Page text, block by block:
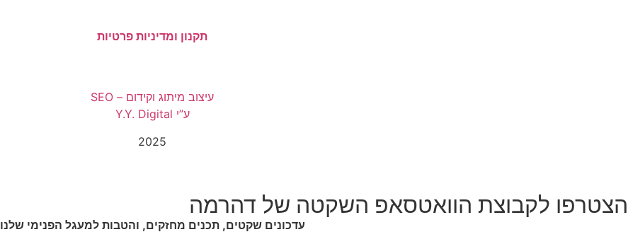
תקנון ומדיניות פרטיות
עיצוב מיתוג וקידום – SEO
ע”י Y.Y. Digital
2025
הצטרפו לקבוצת הוואטסאפ השקטה של דהרמה
עדכונים שקטים, תכנים מחזקים, והטבות למעגל הפנימי שלנו